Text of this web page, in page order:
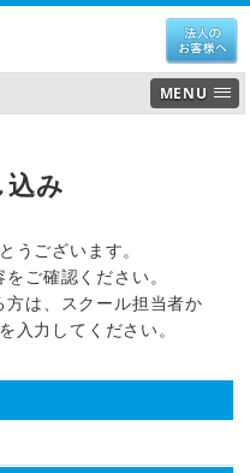
MENU
込み
うございます。
ご確認ください。
は、スクール担当者か
入力してください。